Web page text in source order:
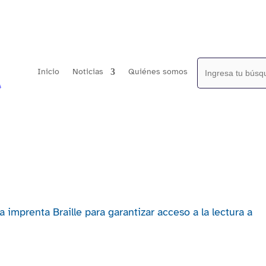
Inicio Noticias Quiénes somos
Buscar: